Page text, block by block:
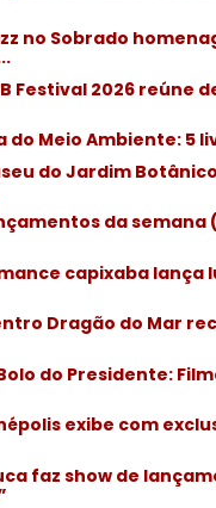
no Sobrado
Festival 2026 reúne
do Meio Ambiente: 5
do Jardim
da semana
capixaba lança
Dragão do Mar
do Presidente:
exibe com
faz show de